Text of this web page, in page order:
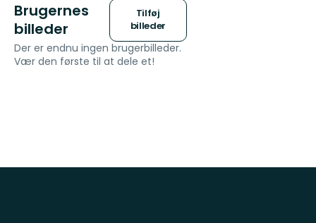
Brugernes
billeder
Tilføj
billeder
Der er endnu ingen brugerbilleder.
Vær den første til at dele et!